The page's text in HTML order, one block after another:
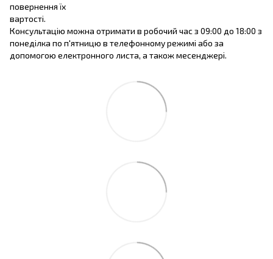
повернення їх
вартості.
Консультацію можна отримати в робочий час з 09:00 до 18:00 з
понеділка по п'ятницю в телефонному режимі або за
допомогою електронного листа, а також месенджері.